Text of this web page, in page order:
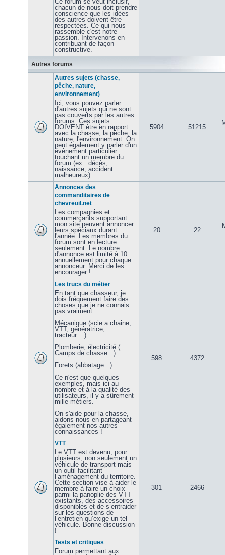
chacun de nous doit prendre
conscience que les idées
des autres doivent être
respectées. Ce qui nous
rassemble c'est notre
passion. Intervenons en
contribuant de façon
constructive.
Autres forums
Autres sujets (chasse,
pêche, nature,
environnement)
Ici, vous pouvez parler
d'autres sujets qui ne sont
pas couverts par les autres
forums. Ces sujets
DOIVENT être en rapport
avec la chasse, la pêche, la
nature, l'environnement. On
peut également y parler d'un
évênement particulier
touchant un membre du
forum (ex : décès,
naissance, accident
malheureux).
5904 51215
Annonces des
commanditaires de
chevreuil.net
Les compagnies et
commerçants supportant
mon site peuvent annoncer
leurs spéciaux durant
l'année. Les membres du
forum sont en lecture
seulement. Le nombre
d'annonce est limité à 10
annuellement pour chaque
annonceur. Merci de les
encourager !
20 22
Les trucs du métier
En tant que chasseur, je
dois fréquement faire des
choses que je ne connais
pas vraiment :
Mécanique (scie a chaine,
VTT, génératrice,
tracteur....)
Plomberie, électricité (
Camps de chasse...)
Forets (abbatage...)
Ce n'est que quelques
exemples, mais ici au
nombre et à la qualité des
utilisateurs, il y a sûrement
mille métiers.
On s'aide pour la chasse,
aidons-nous en partageant
également nos autres
connaissances !
598 4372
VTT
Le VTT est devenu, pour
plusieurs, non seulement un
véhicule de transport mais
un outil facilitant
l’aménagement du territoire.
Cette section vise à aider le
membre à faire un choix
parmi la panoplie des VTT
existants, des accessoires
disponibles et de s’entraider
sur les questions de
l’entretien qu’exige un tel
véhicule. Bonne discussion
!
301 2466
Tests et critiques
Forum permettant aux